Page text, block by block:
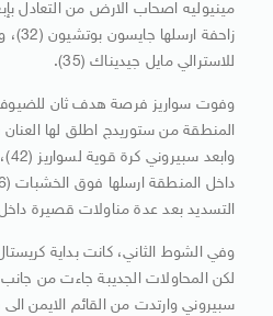
مينيوليه اصحاب الارض من التعادل
زاحفة
للاسترالي مايل جيديناك (35).
وفوت سواريز فرصة هدف ثان
التسديد بعد عدة مناولات قصيرة داخل
وفي الشوط الثاني، كانت بداية
لكن المحاولات الجديبة جاءت من
سبيروني وارتدت من القائم الايمن الى